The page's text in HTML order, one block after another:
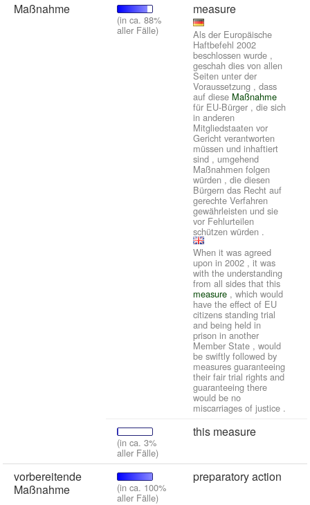
Maßnahme
(in ca. 88%
aller Fälle)
measure
Als der Europäische
Haftbefehl 2002
beschlossen wurde ,
geschah dies von allen
Seiten unter der
Voraussetzung , dass
auf diese Maßnahme
für EU-Bürger , die sich
in anderen
Mitgliedstaaten vor
Gericht verantworten
müssen und inhaftiert
sind , umgehend
Maßnahmen folgen
würden , die diesen
Bürgern das Recht auf
gerechte Verfahren
gewährleisten und sie
vor Fehlurteilen
schützen würden .
When it was agreed
upon in 2002 , it was
with the understanding
from all sides that this
measure , which would
have the effect of EU
citizens standing trial
and being held in
prison in another
Member State , would
be swiftly followed by
measures guaranteeing
their fair trial rights and
guaranteeing there
would be no
miscarriages of justice .
(in ca. 3%
aller Fälle)
this measure
vorbereitende
Maßnahme
(in ca. 100%
aller Fälle)
preparatory action